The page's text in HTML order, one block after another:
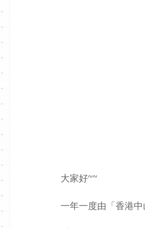
大家好~~
一年一度由「香港